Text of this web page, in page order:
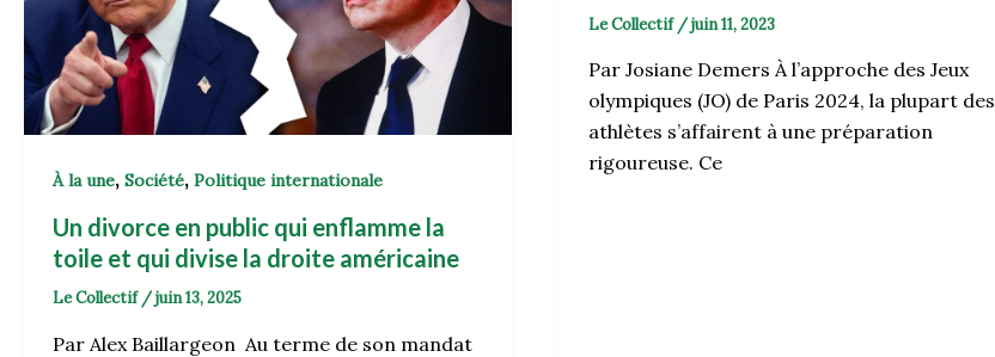
À la une, Société, Politique internationale
Un divorce en public qui enflamme la
toile et qui divise la droite américaine
Le Collectif /juin 13, 2025
Par Alex Baillargeon Au terme de son mandat
Le Collectif /juin 11, 2023
Par Josiane Demers À l’approche des Jeux
olympiques (JO) de Paris 2024, la plupart des
athlètes s’affairent à une préparation
rigoureuse. Ce